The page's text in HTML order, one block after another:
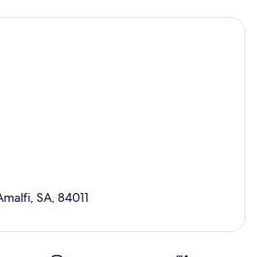
コ
SA, 84011